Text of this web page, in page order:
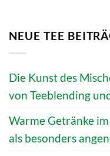
NEUE TEE
Die Kunst des
von Teeblending
Warme Getränke
als besonders